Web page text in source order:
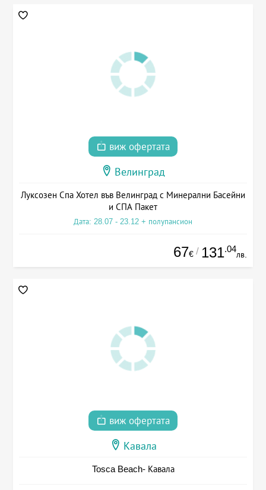
виж офертата
Велинград
Луксозен Спа Хотел във Велинград с Минерални Басейни
и СПА Пакет
Дата: 28.07 - 23.12 + полупансион
67€ / 131.04
лв.
виж офертата
Кавала
Tosca Beach- Кавала